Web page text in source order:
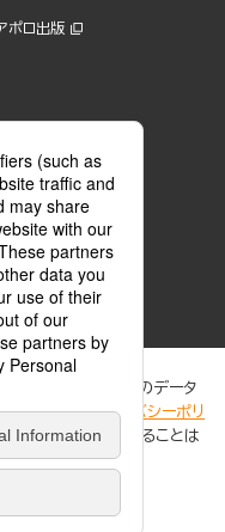
ポロ出版
著作権者からコンテンツ使用許諾を
録番号 第6091713号)です。
一覧はこちら。
のためにCookie等のデータ
詳細は、「プライバシーポリ
の個人情報を追跡することは